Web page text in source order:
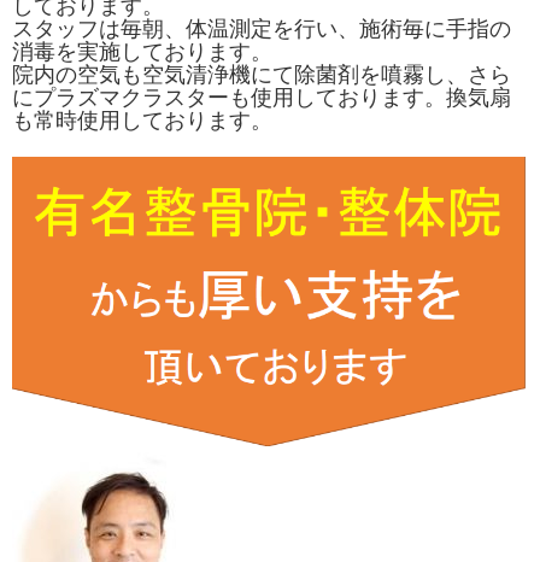
しております。
スタッフは毎朝、体温測定を行い、施術毎に手指の
消毒を実施しております。
院内の空気も空気清浄機にて除菌剤を噴霧し、さら
にプラズマクラスターも使用しております。換気扇
も常時使用しております。